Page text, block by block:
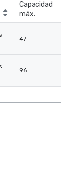
Capacidad
máx.
47
96